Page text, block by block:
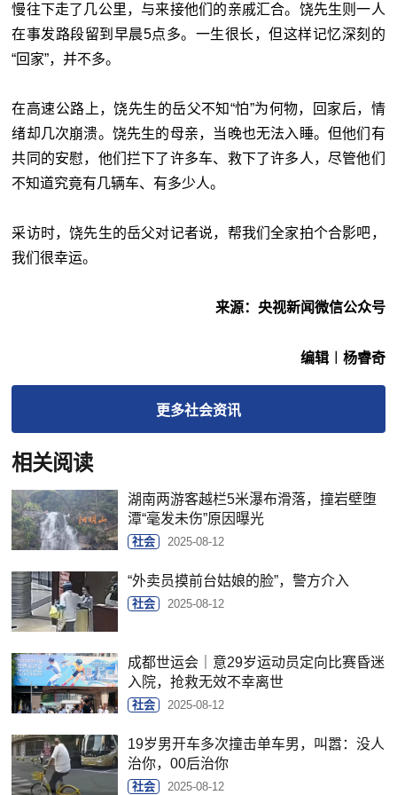
慢往下走了几公里，与来接他们的亲戚汇合。饶先生则一人
在事发路段留到早晨5点多。一生很长，但这样记忆深刻的
“回家”，并不多。
在高速公路上，饶先生的岳父不知“怕”为何物，回家后，情
绪却几次崩溃。饶先生的母亲，当晚也无法入睡。但他们有
共同的安慰，他们拦下了许多车、救下了许多人，尽管他们
不知道究竟有几辆车、有多少人。
采访时，饶先生的岳父对记者说，帮我们全家拍个合影吧，
我们很幸运。
来源：央视新闻微信公众号
编辑︱杨睿奇
更多社会资讯
相关阅读
湖南两游客越栏5米瀑布滑落，撞岩壁堕
潭“毫发未伤”原因曝光
社会 2025-08-12
“外卖员摸前台姑娘的脸”，警方介入
社会 2025-08-12
成都世运会｜意29岁运动员定向比赛昏迷
入院，抢救无效不幸离世
社会 2025-08-12
19岁男开车多次撞击单车男，叫嚣：没人
治你，00后治你
社会 2025-08-12